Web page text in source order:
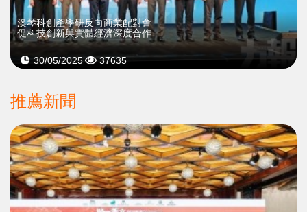
澳琴科創產學研反向商業配對會
促科技創新與實體經濟深度合作
30/05/2025 37635
推薦新聞